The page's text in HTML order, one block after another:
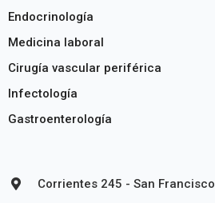
Endocrinología
Medicina laboral
Cirugía vascular periférica
Infectología
Gastroenterología
Corrientes 245 - San Francisco